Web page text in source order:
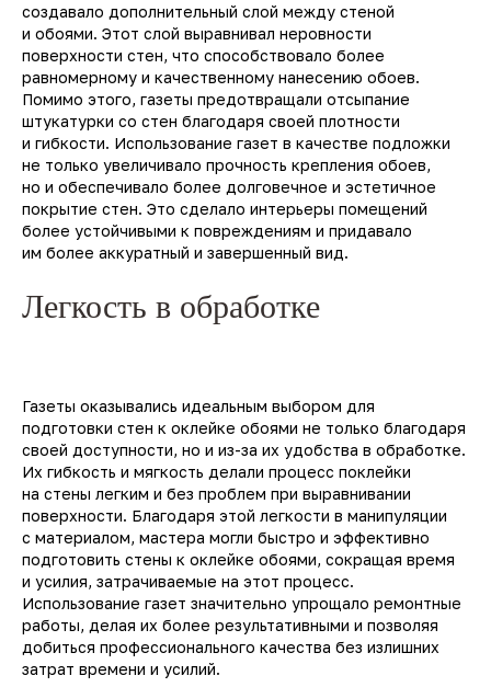
создавало дополнительный слой между стеной
и обоями. Этот слой выравнивал неровности
поверхности стен, что способствовало более
равномерному и качественному нанесению обоев.
Помимо этого, газеты предотвращали отсыпание
штукатурки со стен благодаря своей плотности
и гибкости. Использование газет в качестве подложки
не только увеличивало прочность крепления обоев,
но и обеспечивало более долговечное и эстетичное
покрытие стен. Это сделало интерьеры помещений
более устойчивыми к повреждениям и придавало
им более аккуратный и завершенный вид.
Легкость в обработке
Газеты оказывались идеальным выбором для
подготовки стен к оклейке обоями не только благодаря
своей доступности, но и из-за их удобства в обработке.
Их гибкость и мягкость делали процесс поклейки
на стены легким и без проблем при выравнивании
поверхности. Благодаря этой легкости в манипуляции
с материалом, мастера могли быстро и эффективно
подготовить стены к оклейке обоями, сокращая время
и усилия, затрачиваемые на этот процесс.
Использование газет значительно упрощало ремонтные
работы, делая их более результативными и позволяя
добиться профессионального качества без излишних
затрат времени и усилий.